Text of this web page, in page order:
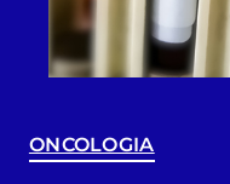
ONCOLOGIA